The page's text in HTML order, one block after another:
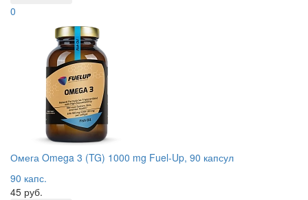
0
Омега Omega 3 (TG) 1000 mg Fuel-Up, 90 капсул
90 капс.
45 руб.